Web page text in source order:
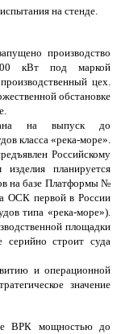
на стенде.
производство
кВт под маркой
цех.
обстановке
на выпуск до
класса «река-море».
Российскому
планируется
на базе Платформы №
ОСК первой в России
типа «река-море»).
площадки
серийно строит суда
и операционной
значение
ВРК мощностью до